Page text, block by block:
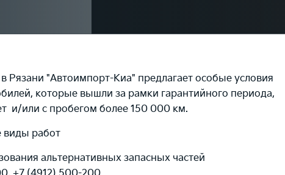
"Автоимпорт-Киа" предлагает особые условия
которые вышли за рамки гарантийного периода,
и/или с пробегом более 150 000 км.
виды работ
альтернативных запасных частей